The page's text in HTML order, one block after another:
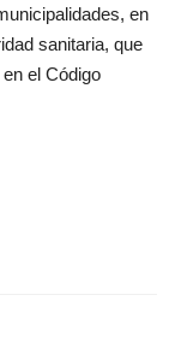
en
sanitaria, que
el Código